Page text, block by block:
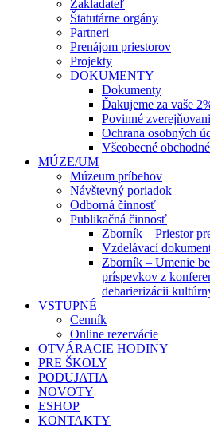
Zakladateľ
Štatutárne orgány
Partneri
Prenájom priestorov
Projekty
DOKUMENTY
Dokumenty
Ďakujeme za vaše
Povinné
Ochrana osobných
Všeobecné
MÚZE/UM
Múzeum príbehov
Návštevný poriadok
Odborná činnosť
Publikačná činnosť
Zborník – Priestor
Vzdelávací
Zborník – Umenie
príspevkov z
debarierizácii
VSTUPNÉ
Cenník
Online rezervácie
OTVÁRACIE HODINY
PRE ŠKOLY
PODUJATIA
NOVOTY
ESHOP
KONTAKTY